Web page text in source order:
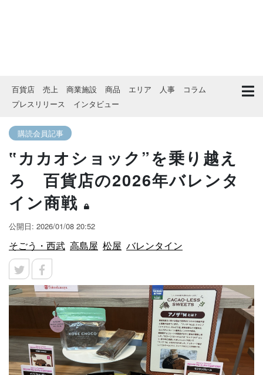
百貨店 売上 商業施設 商品 エリア 人事
コラム
プレスリリース
インタビュー
購読会員記事
‟カカオショック”を乗り越え
ろ 百貨店の2026年バレンタ
イン商戦
公開日: 2026/01/08 20:52
そごう・西武 高島屋 松屋 バレンタイン